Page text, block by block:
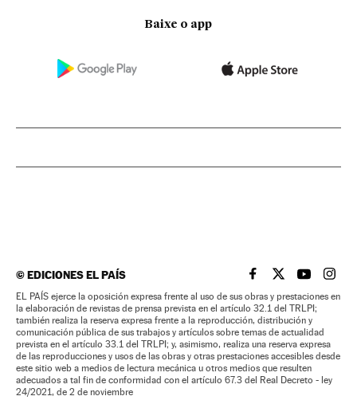
Baixe o app
©EDICIONES EL PAÍS EL PAÍS BRASIL EN
EL PAÍSEL PAÍS
EL
EL PAÍS ejerce la oposición expresa frente al uso de sus obras y prestaciones en
la elaboración de revistas de prensa prevista en el artículo 32.1 del TRLPI;
también realiza la reserva expresa frente a la reproducción, distribución y
comunicación pública de sus trabajos y artículos sobre temas de actualidad
prevista en el artículo 33.1 del TRLPI; y, asimismo, realiza una reserva expresa
de las reproducciones y usos de las obras y otras prestaciones accesibles desde
este sitio web a medios de lectura mecánica u otros medios que resulten
adecuados a tal fin de conformidad con el artículo 67.3 del Real Decreto - ley
24/2021, de 2 de noviembre